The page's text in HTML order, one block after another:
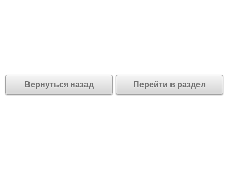
Вернуться назад Перейти в раздел